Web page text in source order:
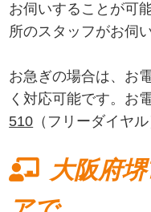
お伺いすることが可
所のスタッフがお伺
お急ぎの場合は、お
く対応可能です。お
510 （フリーダイヤ
大阪府